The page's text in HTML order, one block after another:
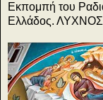
Εκπομπή του
Ελλάδος.